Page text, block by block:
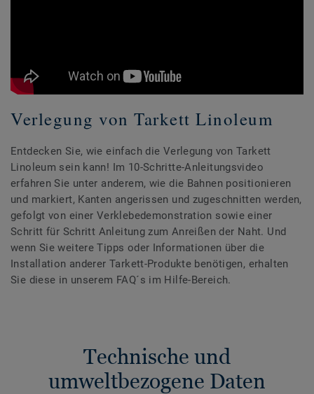
Verlegung von Tarkett Linoleum
Entdecken Sie, wie einfach die Verlegung von Tarkett
Linoleum sein kann! Im 10-Schritte-Anleitungsvideo
erfahren Sie unter anderem, wie die Bahnen positionieren
und markiert, Kanten angerissen und zugeschnitten werden,
gefolgt von einer Verklebedemonstration sowie einer
Schritt für Schritt Anleitung zum Anreißen der Naht. Und
wenn Sie weitere Tipps oder Informationen über die
Installation anderer Tarkett-Produkte benötigen, erhalten
Sie diese in unserem FAQ´s im Hilfe-Bereich.
Technische und
umweltbezogene Daten